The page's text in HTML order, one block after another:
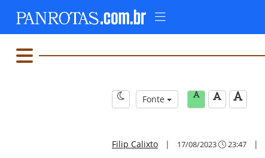
Fonte
Filip Calixto | 17/08/2023 23:47 |